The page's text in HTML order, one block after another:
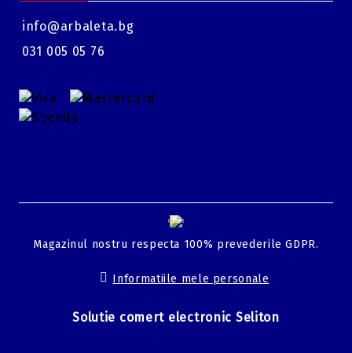
info@arbaleta.bg
031 005 05 76
GDPR
Magazinul nostru respecta 100% prevederile GDPR.
Informatiile mele personale
Solutie comert electronic Seliton